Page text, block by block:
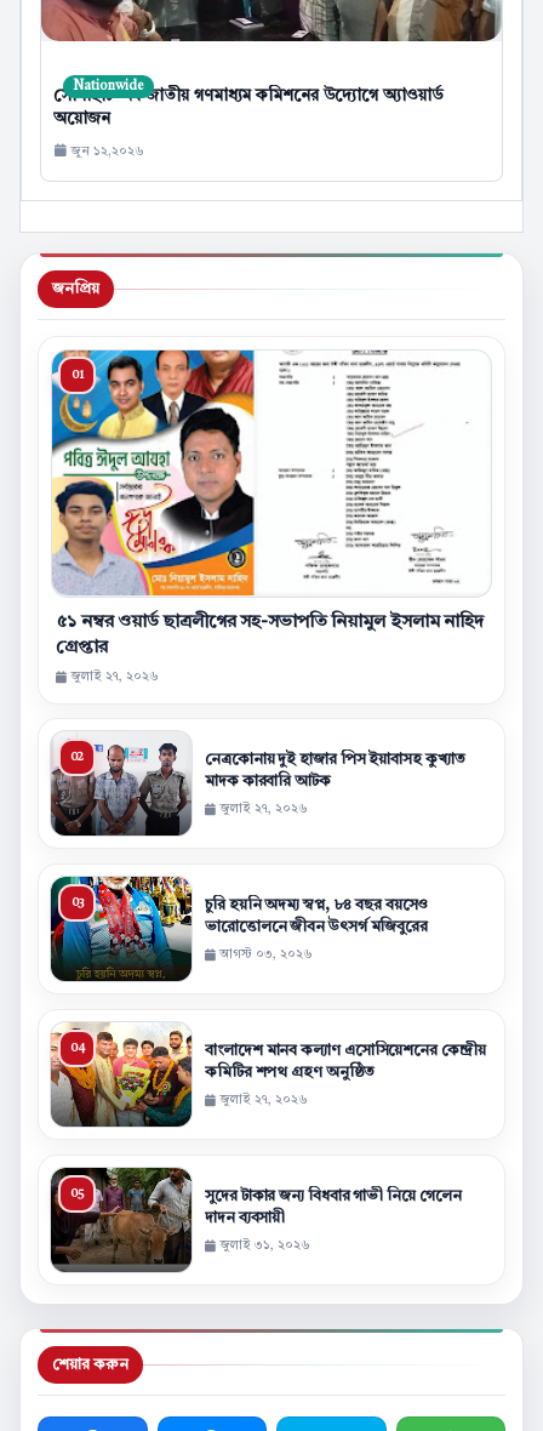
Nationwide
সোসাইটি অব জাতীয় গণমাধ্যম কমিশনের উদ্যোগে অ্যাওয়ার্ড
অয়োজন
জুন ১২,২০২৬
জনপ্রিয়
৫১ নম্বর ওয়ার্ড ছাত্রলীগের সহ-সভাপতি নিয়ামুল ইসলাম নাহিদ
গ্রেপ্তার
জুলাই ২৭, ২০২৬
নেত্রকোনায় দুই হাজার পিস ইয়াবাসহ কুখ্যাত
মাদক কারবারি আটক
জুলাই ২৭, ২০২৬
চুরি হয়নি অদম্য স্বপ্ন, ৮৪ বছর বয়সেও
ভারোত্তোলনে জীবন উৎসর্গ মজিবুরের
আগস্ট ০৩, ২০২৬
বাংলাদেশ মানব কল্যাণ এসোসিয়েশনের কেন্দ্রীয়
কমিটির শপথ গ্রহণ অনুষ্ঠিত
জুলাই ২৭, ২০২৬
সুদের টাকার জন্য বিধবার গাভী নিয়ে গেলেন
দাদন ব্যবসায়ী
জুলাই ৩১, ২০২৬
শেয়ার করুন